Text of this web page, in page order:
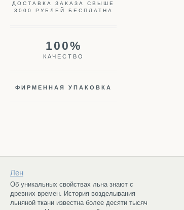
ДОСТАВКА ЗАКАЗА СВЫШЕ
3000 РУБЛЕЙ БЕСПЛАТНА
100%
КАЧЕСТВО
ФИРМЕННАЯ УПАКОВКА
Лен
Об уникальных свойствах льна знают с
древних времен. История возделывания
льняной ткани известна более десяти тысяч